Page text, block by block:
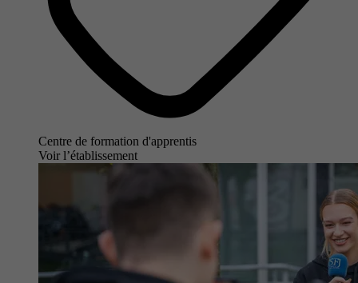
Centre de formation d'apprentis
Voir l’établissement